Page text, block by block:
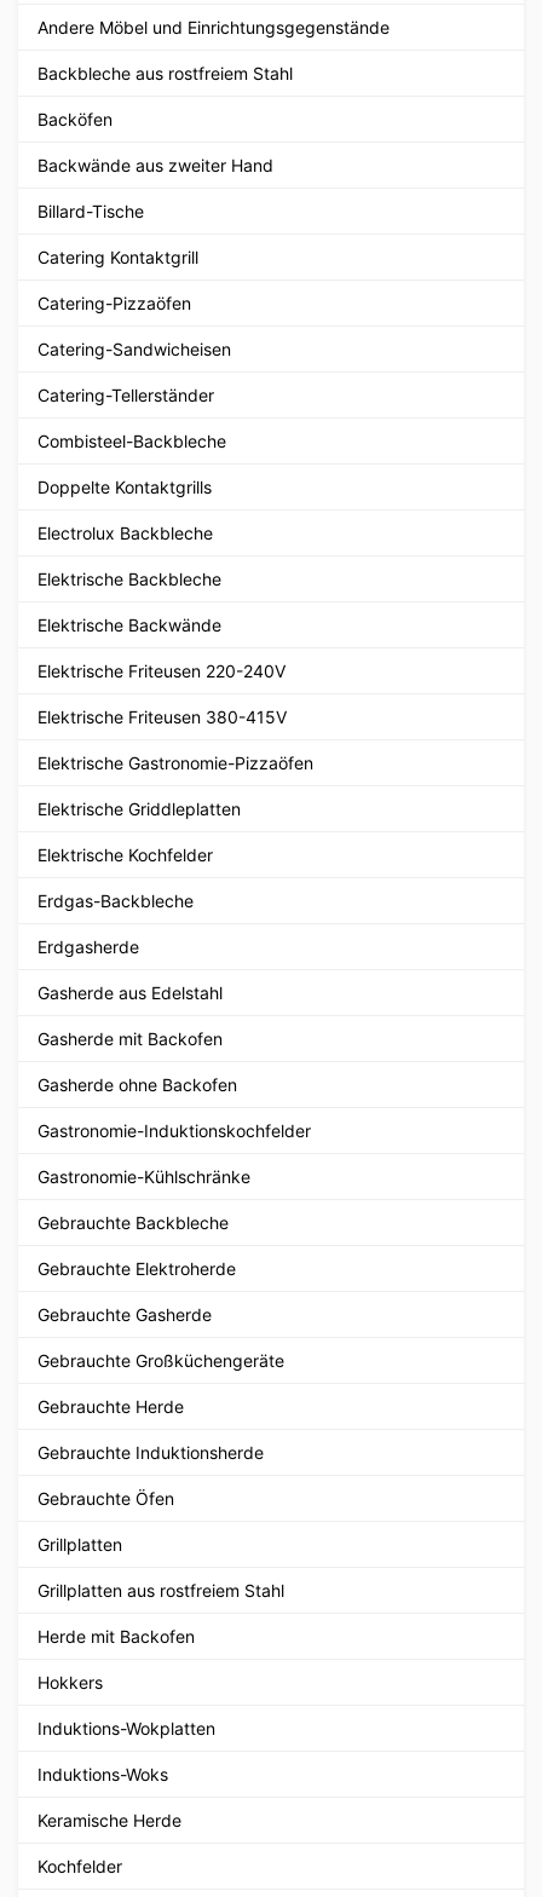
Andere Möbel und Einrichtungsgegenstände
Backbleche aus rostfreiem Stahl
Backöfen
Backwände aus zweiter Hand
Billard-Tische
Catering Kontaktgrill
Catering-Pizzaöfen
Catering-Sandwicheisen
Catering-Tellerständer
Combisteel-Backbleche
Doppelte Kontaktgrills
Electrolux Backbleche
Elektrische Backbleche
Elektrische Backwände
Elektrische Friteusen 220-240V
Elektrische Friteusen 380-415V
Elektrische Gastronomie-Pizzaöfen
Elektrische Griddleplatten
Elektrische Kochfelder
Erdgas-Backbleche
Erdgasherde
Gasherde aus Edelstahl
Gasherde mit Backofen
Gasherde ohne Backofen
Gastronomie-Induktionskochfelder
Gastronomie-Kühlschränke
Gebrauchte Backbleche
Gebrauchte Elektroherde
Gebrauchte Gasherde
Gebrauchte Großküchengeräte
Gebrauchte Herde
Gebrauchte Induktionsherde
Gebrauchte Öfen
Grillplatten
Grillplatten aus rostfreiem Stahl
Herde mit Backofen
Hokkers
Induktions-Wokplatten
Induktions-Woks
Keramische Herde
Kochfelder